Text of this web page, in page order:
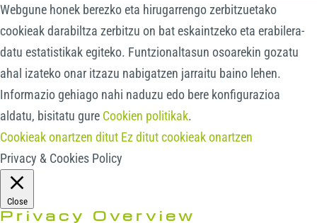
Webgune honek berezko eta hirugarrengo zerbitzuetako
cookieak darabiltza zerbitzu on bat eskaintzeko eta erabilera-
datu estatistikak egiteko. Funtzionaltasun osoarekin gozatu
ahal izateko onar itzazu nabigatzen jarraitu baino lehen.
Informazio gehiago nahi naduzu edo bere konfigurazioa
aldatu, bisitatu gure Cookien politikak.
Cookieak onartzen ditut Ez ditut cookieak onartzen
Privacy & Cookies Policy
Close
Privacy Overview